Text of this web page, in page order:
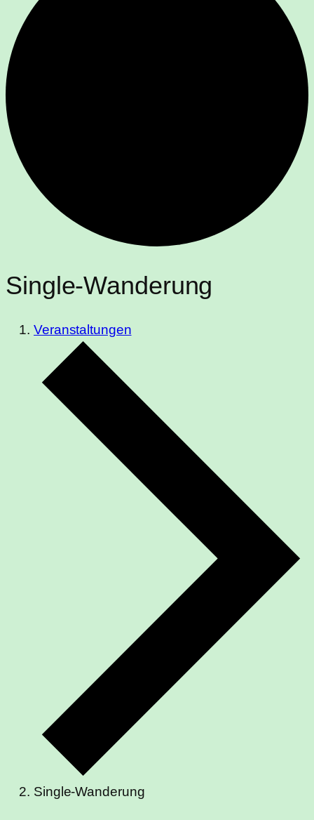
Single-Wanderung
Veranstaltungen
Single-Wanderung